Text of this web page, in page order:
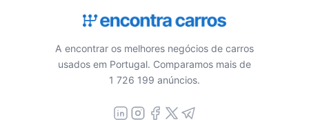
A encontrar os melhores negócios de carros
usados em Portugal. Comparamos mais de
1 726 199 anúncios.